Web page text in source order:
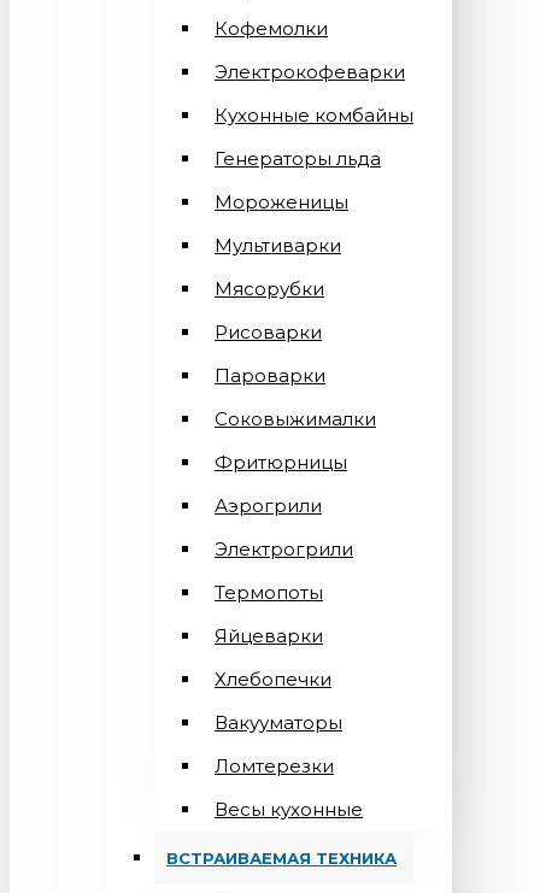
Кофемолки
Электрокофеварки
Кухонные комбайны
Генераторы льда
Мороженицы
Мультиварки
Мясорубки
Рисоварки
Пароварки
Соковыжималки
Фритюрницы
Аэрогрили
Электрогрили
Термопоты
Яйцеварки
Хлебопечки
Вакууматоры
Ломтерезки
Весы кухонные
ВСТРАИВАЕМАЯ ТЕХНИКА